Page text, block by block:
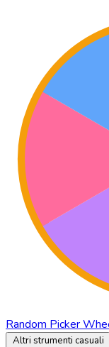
Random Picker